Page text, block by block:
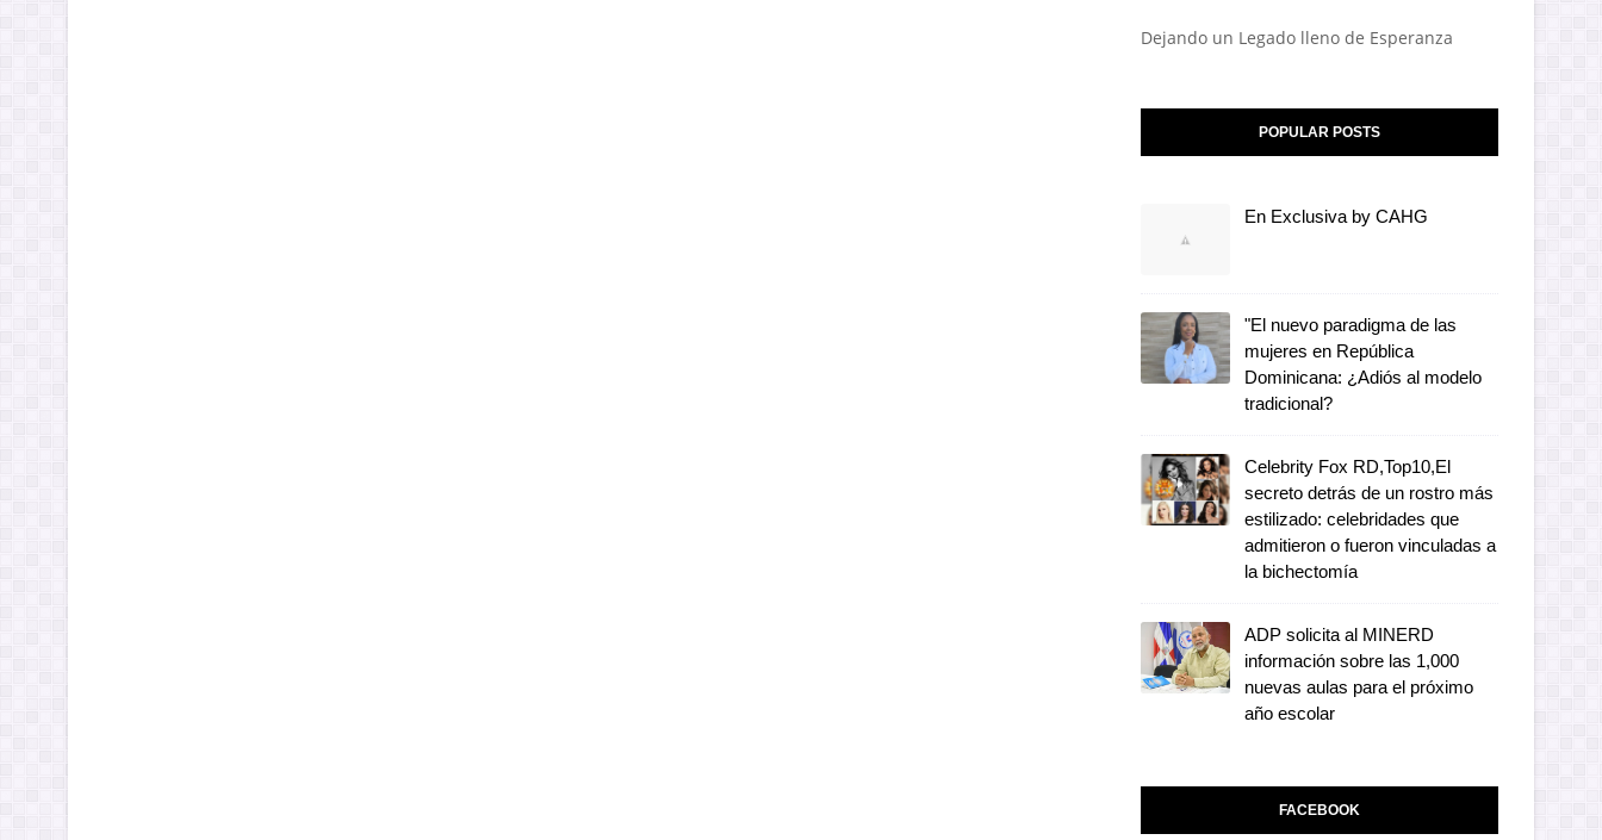
Dejando un Legado lleno de Esperanza
POPULAR POSTS
En Exclusiva by CAHG
"El nuevo paradigma de las
mujeres en República
Dominicana: ¿Adiós al modelo
tradicional?
Celebrity Fox RD,Top10,El
secreto detrás de un rostro más
estilizado: celebridades que
admitieron o fueron vinculadas a
la bichectomía
ADP solicita al MINERD
información sobre las 1,000
nuevas aulas para el próximo
año escolar
FACEBOOK